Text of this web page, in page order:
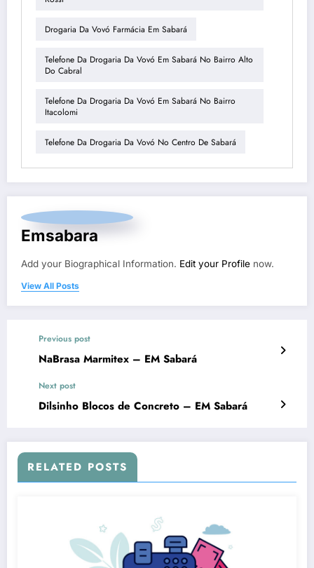
Drogaria Da Vovó Farmácia Em Sabará
Telefone Da Drogaria Da Vovó Em Sabará No Bairro Alto
Do Cabral
Telefone Da Drogaria Da Vovó Em Sabará No Bairro
Itacolomi
Telefone Da Drogaria Da Vovó No Centro De Sabará
Emsabara
Add your Biographical Information. Edit your Profile now.
View All Posts
Previous post
NaBrasa Marmitex – EM Sabará
Next post
Dilsinho Blocos de Concreto – EM Sabará
RELATED POSTS